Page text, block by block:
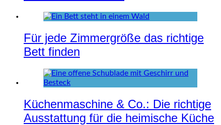
Für jede Zimmergröße das richtige
Bett finden
Küchenmaschine & Co.: Die richtige
Ausstattung für die heimische Küche